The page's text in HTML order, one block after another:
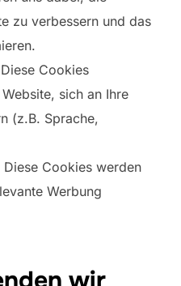
zu verbessern und das
Diese Cookies
sich an Ihre
(z.B. Sprache,
Diese Cookies werden
Werbung